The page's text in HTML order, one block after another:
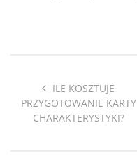
ILE KOSZTUJE
PRZYGOTOWANIE KARTY
CHARAKTERYSTYKI?